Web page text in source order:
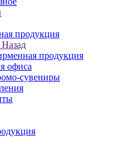
продукция
Назад
продукция
офиса
сувениры